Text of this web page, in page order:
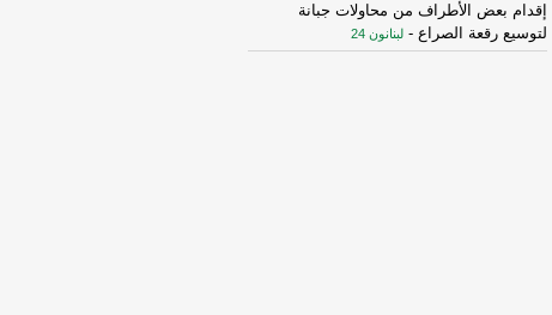
إقدام بعض الأطراف من محاولات جبانة
لتوسيع رقعة الصراع - لبنانون 24